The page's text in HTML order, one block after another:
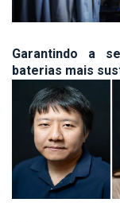
Garantindo a
baterias mais